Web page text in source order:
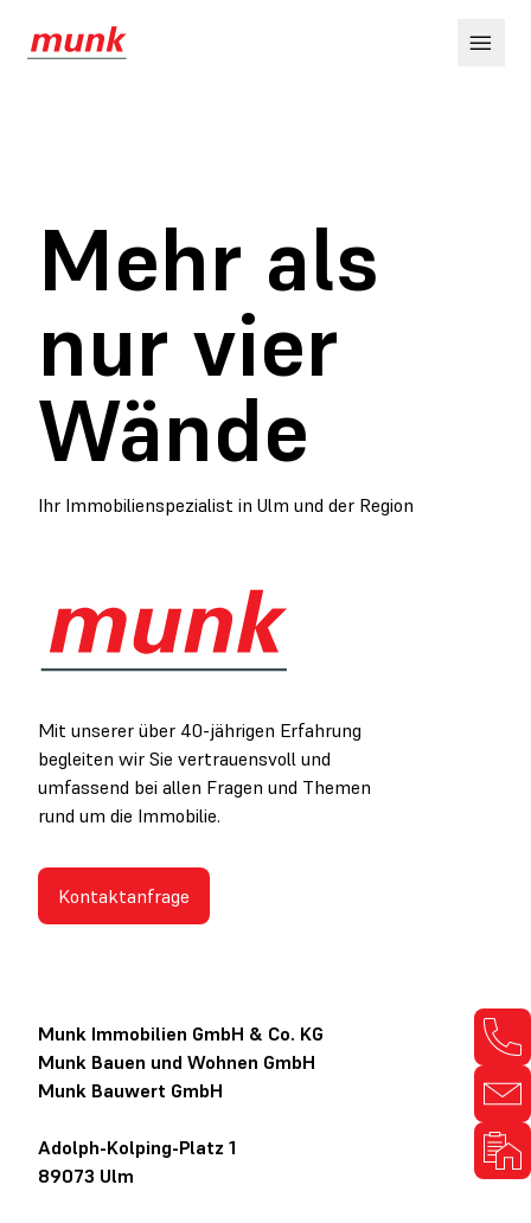

Mehr als
nur vier
Wände
Ihr Immobilienspezialist in Ulm und der Region
Mit unserer über 40-jährigen Erfahrung
begleiten wir Sie vertrauensvoll und
umfassend bei allen Fragen und Themen
rund um die Immobilie.
Kontaktanfrage
Munk Immobilien GmbH & Co. KG
Munk Bauen und Wohnen GmbH
Munk Bauwert GmbH
Adolph-Kolping-Platz 1
89073 Ulm